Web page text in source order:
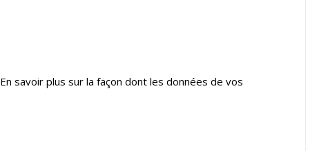
En savoir plus sur la façon dont les données de vos